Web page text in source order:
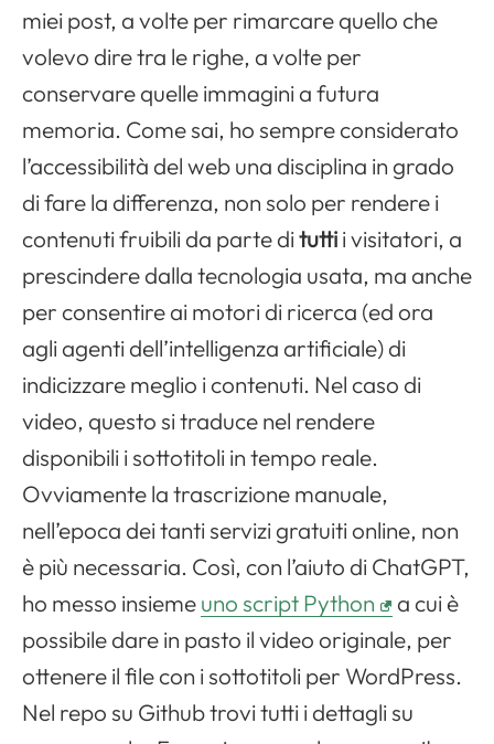
miei post, a volte per rimarcare quello che
volevo dire tra le righe, a volte per
conservare quelle immagini a futura
memoria. Come sai, ho sempre considerato
l’accessibilità del web una disciplina in grado
di fare la differenza, non solo per rendere i
contenuti fruibili da parte dituttii visitatori, a
prescindere dalla tecnologia usata, ma anche
per consentire ai motori di ricerca (ed ora
agli agenti dell’intelligenza artificiale) di
indicizzare meglio i contenuti. Nel caso di
video, questo si traduce nel rendere
disponibili i sottotitoli in tempo reale.
Ovviamente la trascrizione manuale,
nell’epoca dei tanti servizi gratuiti online, non
è più necessaria. Così, con l’aiuto di ChatGPT,
ho messo insiemeuno script Python
a cui è
possibile dare in pasto il video originale, per
ottenere il file con i sottotitoli per WordPress.
Nel repo su Github trovi tutti i dettagli su